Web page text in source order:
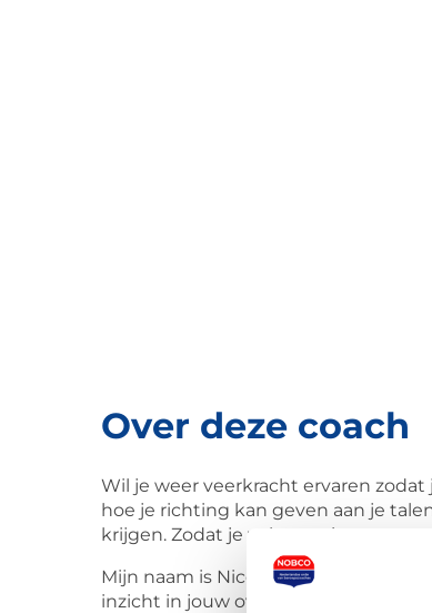
Over deze coach
Wil je weer veerkracht ervaren
hoe je richting kan geven aan je
krijgen. Zodat je vol energie weer
Mijn naam is Nico van Rossum en ik
inzicht in jouw overtuigingen,